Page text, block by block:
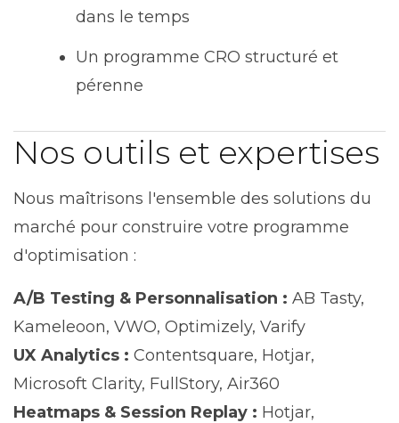
dans le temps
Un programme CRO structuré et
pérenne
Nos outils et expertises
Nous maîtrisons l'ensemble des solutions du
marché pour construire votre programme
d'optimisation :
A/B Testing & Personnalisation : AB Tasty,
Kameleoon, VWO, Optimizely, Varify
UX Analytics : Contentsquare, Hotjar,
Microsoft Clarity, FullStory, Air360
Heatmaps & Session Replay : Hotjar,